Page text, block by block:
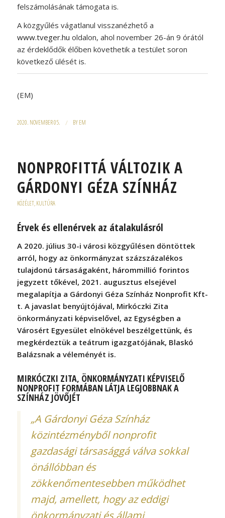
felszámolásának támogata is.
A közgyűlés vágatlanul visszanézhető a
www.tveger.hu oldalon, ahol november 26-án 9 órától
az érdeklődők élőben követhetik a testület soron
következő ülését is.
(EM)
2020. NOVEMBER 05. / BYEM
NONPROFITTÁ VÁLTOZIK A
GÁRDONYI GÉZA SZÍNHÁZ
KÖZÉLET,KULTÚRA
Érvek és ellenérvek az átalakulásról
A 2020. július 30-i városi közgyűlésen döntöttek
arról, hogy az önkormányzat százszázalékos
tulajdonú társaságaként, hárommillió forintos
jegyzett tőkével, 2021. augusztus elsejével
megalapítja a Gárdonyi Géza Színház Nonprofit Kft-
t. A javaslat benyújtójával, Mirkóczki Zita
önkormányzati képviselővel, az Egységben a
Városért Egyesület elnökével beszélgettünk, és
megkérdeztük a teátrum igazgatójának, Blaskó
Balázsnak a véleményét is.
MIRKÓCZKI ZITA, ÖNKORMÁNYZATI KÉPVISELŐ
NONPROFIT FORMÁBAN LÁTJA LEGJOBBNAK A
SZÍNHÁZ JÖVŐJÉT
„A Gárdonyi Géza Színház
közintézményből nonprofit
gazdasági társasággá válva sokkal
önállóbban és
zökkenőmentesebben működhet
majd, amellett, hogy az eddigi
önkormányzati és állami